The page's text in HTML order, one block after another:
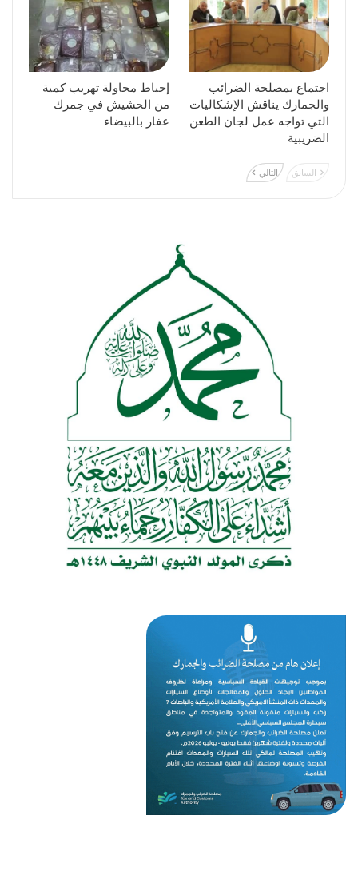
اجتماع بمصلحة الضرائب
والجمارك يناقش الإشكاليات
التي تواجه عمل لجان الطعن
الضريبية
إحباط محاولة تهريب كمية
من الحشيش في جمرك
عفار بالبيضاء
السابق التالي